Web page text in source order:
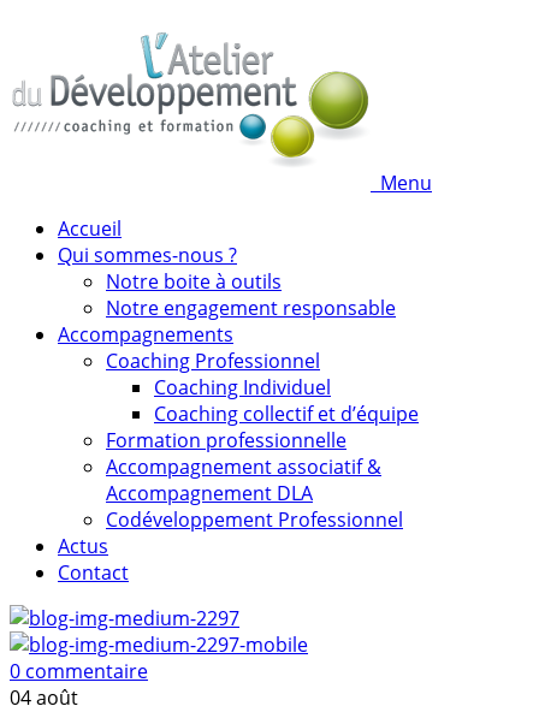
Menu
Accueil
Qui sommes-nous ?
Notre boite à outils
Notre engagement responsable
Accompagnements
Coaching Professionnel
Coaching Individuel
Coaching collectif et d’équipe
Formation professionnelle
Accompagnement associatif &
Accompagnement DLA
Codéveloppement Professionnel
Actus
Contact
0 commentaire
04août